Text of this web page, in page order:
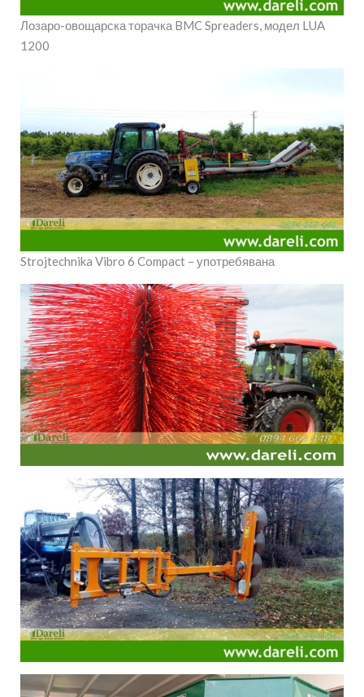
Лозаро-овощарска торачка BMC Spreaders, модел LUA
1200
Strojtechnika Vibro 6 Compact – употребявана